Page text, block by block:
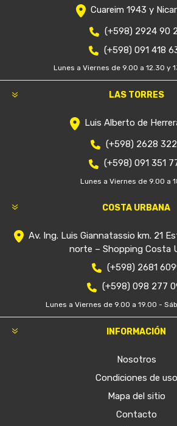
Cuareim 1943 y
(+598) 2924 90
(+598) 091 418
Lunes a Viernes de 9.00 a 12.30 y
LAS TORRES
Luis Alberto de
(+598) 2628
(+598) 091 351
Lunes a Viernes de 9.00 a
COSTA URBANA
Av. Ing. Luis Giannatassio km. 21
norte – Shopping Costa
(+598) 2681
(+598) 098 277
Lunes a Viernes de 9.00 a 19.00 -
INFORMACIÓN
Nosotros
Condiciones de uso
Mapa del sitio
Contacto